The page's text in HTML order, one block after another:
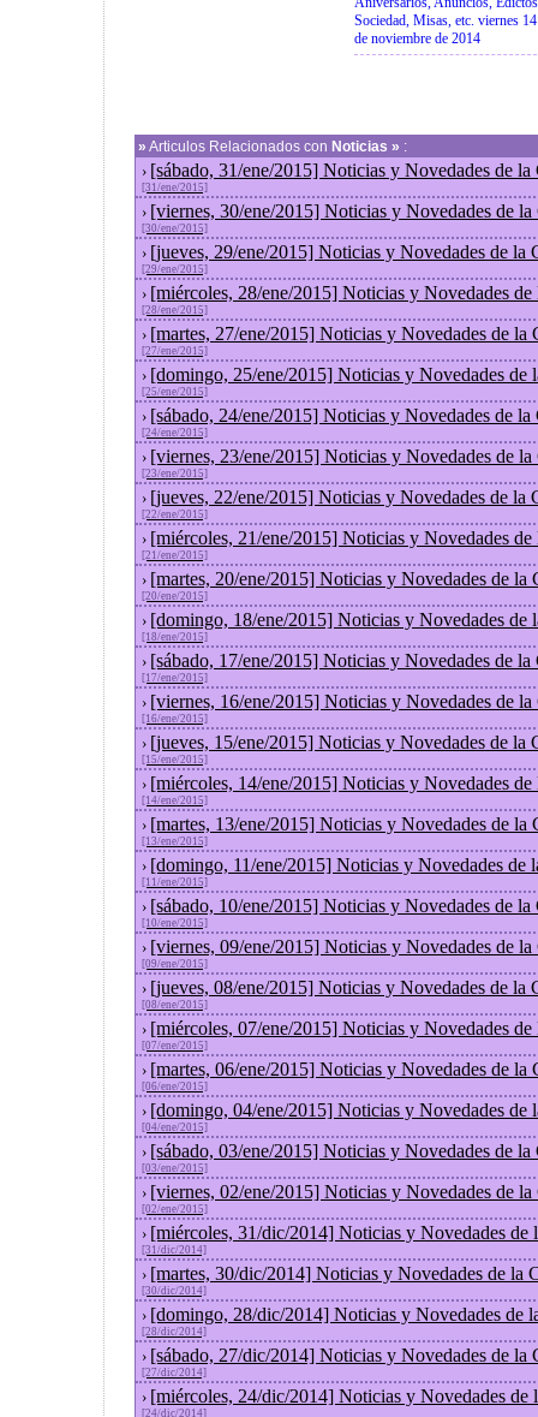
Sociedad, Misas, etc. viernes 14
de noviembre de 2014
» Articulos Relacionados con Noticias » :
› [sábado, 31/ene/2015] Noticias y Novedades de la
[31/ene/2015]
› [viernes, 30/ene/2015] Noticias y Novedades de
[30/ene/2015]
› [jueves, 29/ene/2015] Noticias y Novedades de la
[29/ene/2015]
› [miércoles, 28/ene/2015] Noticias y Novedades
[28/ene/2015]
› [martes, 27/ene/2015] Noticias y Novedades de la
[27/ene/2015]
› [domingo, 25/ene/2015] Noticias y Novedades de
[25/ene/2015]
› [sábado, 24/ene/2015] Noticias y Novedades de la
[24/ene/2015]
› [viernes, 23/ene/2015] Noticias y Novedades de
[23/ene/2015]
› [jueves, 22/ene/2015] Noticias y Novedades de la
[22/ene/2015]
› [miércoles, 21/ene/2015] Noticias y Novedades
[21/ene/2015]
› [martes, 20/ene/2015] Noticias y Novedades de la
[20/ene/2015]
› [domingo, 18/ene/2015] Noticias y Novedades de
[18/ene/2015]
› [sábado, 17/ene/2015] Noticias y Novedades de la
[17/ene/2015]
› [viernes, 16/ene/2015] Noticias y Novedades de
[16/ene/2015]
› [jueves, 15/ene/2015] Noticias y Novedades de la
[15/ene/2015]
› [miércoles, 14/ene/2015] Noticias y Novedades
[14/ene/2015]
› [martes, 13/ene/2015] Noticias y Novedades de la
[13/ene/2015]
› [domingo, 11/ene/2015] Noticias y Novedades de
[11/ene/2015]
› [sábado, 10/ene/2015] Noticias y Novedades de la
[10/ene/2015]
› [viernes, 09/ene/2015] Noticias y Novedades de
[09/ene/2015]
› [jueves, 08/ene/2015] Noticias y Novedades de la
[08/ene/2015]
› [miércoles, 07/ene/2015] Noticias y Novedades
[07/ene/2015]
› [martes, 06/ene/2015] Noticias y Novedades de la
[06/ene/2015]
› [domingo, 04/ene/2015] Noticias y Novedades de
[04/ene/2015]
› [sábado, 03/ene/2015] Noticias y Novedades de la
[03/ene/2015]
› [viernes, 02/ene/2015] Noticias y Novedades de
[02/ene/2015]
› [miércoles, 31/dic/2014] Noticias y Novedades de
[31/dic/2014]
› [martes, 30/dic/2014] Noticias y Novedades de la
[30/dic/2014]
› [domingo, 28/dic/2014] Noticias y Novedades de
[28/dic/2014]
› [sábado, 27/dic/2014] Noticias y Novedades de la
[27/dic/2014]
› [miércoles, 24/dic/2014] Noticias y Novedades de
[24/dic/2014]